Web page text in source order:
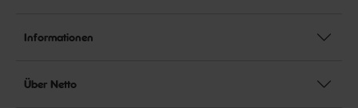
Informationen
Über Netto